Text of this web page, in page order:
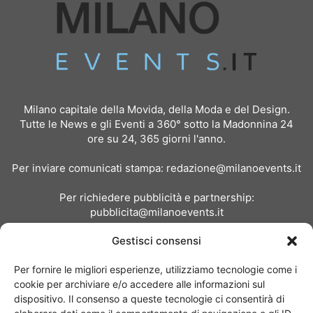
Gestisci consensi
Per fornire le migliori esperienze, utilizziamo tecnologie come i
cookie per archiviare e/o accedere alle informazioni sul
dispositivo. Il consenso a queste tecnologie ci consentirà di
Milano capitale della Movida, della Moda e del Design.
Tutte le News e gli Eventi a 360° sotto la Madonnina 24
ore su 24, 365 giorni l'anno.
Per inviare comunicati stampa: redazione@milanoevents.it
Per richiedere pubblicità e partnership:
pubblicita@milanoevents.it